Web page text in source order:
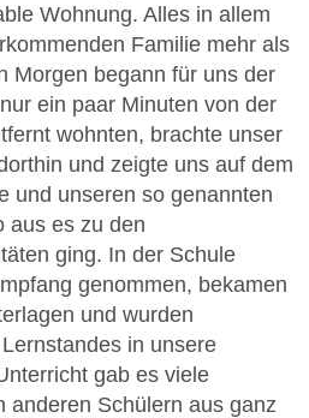
Wohnung. Alles in allem
Familie mehr als
Morgen begann für uns der
ein paar Minuten von der
wohnten, brachte unser
und zeigte uns auf dem
und unseren so genannten
aus es zu den
ging. In der Schule
genommen, bekamen
und wurden
in unsere
gab es viele
anderen Schülern aus ganz